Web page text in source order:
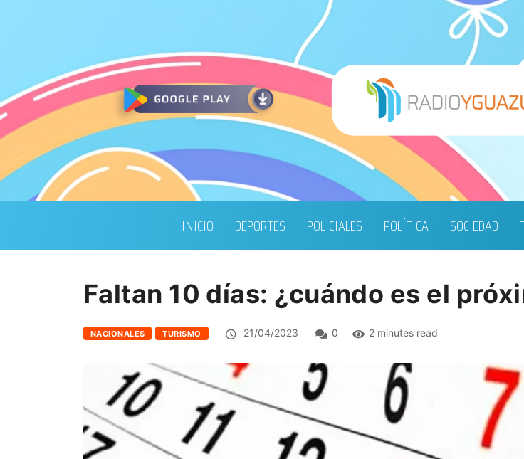
INICIO DEPORTES POLICIALES POLÍTICA SOCIEDAD
Faltan 10 días: ¿cuándo es el
NACIONALES TURISMO 21/04/2023 0 2 minutes read